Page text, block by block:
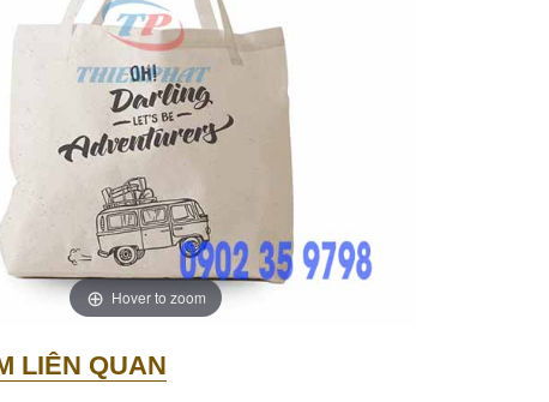
Hover to zoom
LIÊN QUAN